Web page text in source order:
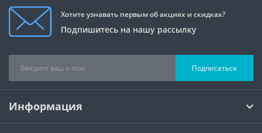
Хотите узнавать первым об акциях и скидках?
Подпишитесь на нашу рассылку
Подписаться
Информация